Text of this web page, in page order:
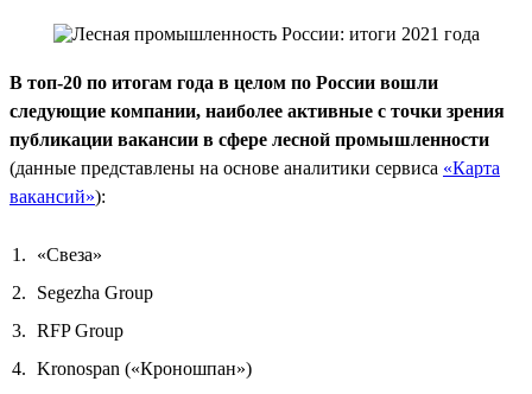
В топ-20 по итогам года в целом по России вошли
следующие компании, наиболее активные с точки зрения
публикации вакансии в сфере лесной промышленности
(данные представлены на основе аналитики сервиса «Карта
вакансий»):
«Свеза»
Segezha Group
RFP Group
Kronospan («Кроношпан»)